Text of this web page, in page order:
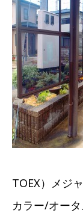
TOEX）メジ
カラー/オー